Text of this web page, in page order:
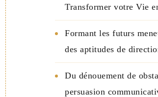
Transformer votre Vie
Formant les futurs
des aptitudes de
Du dénouement de
persuasion